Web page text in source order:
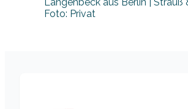
Foto: Privat